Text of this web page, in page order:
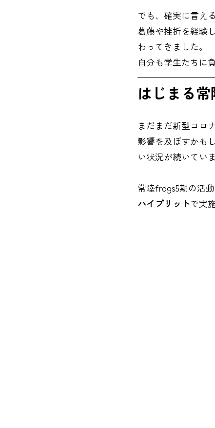
でも、確実に言える
葛藤や挫折を経験
わってきました。
自分も学生たちに
はじまる
まだまだ新型コロ
影響を及ぼすかも
い状況が続いていま
常陸frogs5期の活
ハイブリットで実